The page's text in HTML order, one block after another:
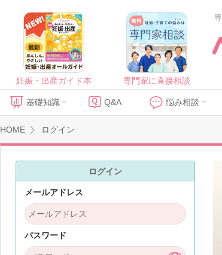
妊娠・出産ガイド本 専門家に直接相談
基礎知識 Q&A 悩み相談
HOME ログイン
ログイン
メールアドレス
パスワード